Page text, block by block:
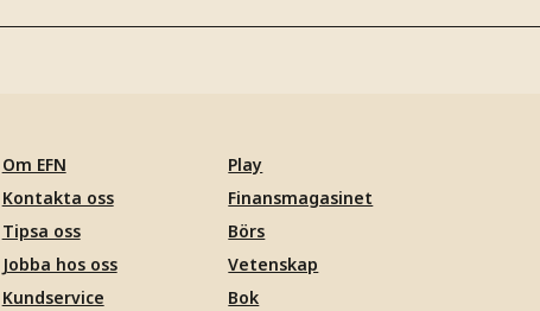
Om EFN
Kontakta oss
Tipsa oss
Jobba hos oss
Kundservice
Play
Finansmagasinet
Börs
Vetenskap
Bok